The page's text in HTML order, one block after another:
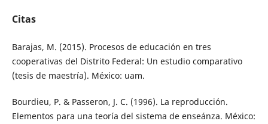
Citas
Barajas, M. (2015). Procesos de educación en tres
cooperativas del Distrito Federal: Un estudio comparativo
(tesis de maestría). México: uam.
Bourdieu, P. & Passeron, J. C. (1996). La reproducción.
Elementos para una teoría del sistema de enseánza. México: